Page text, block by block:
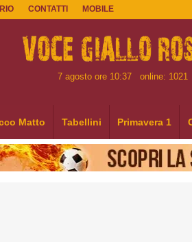
CONTATTI MOBILE
7 agosto ore 10:37 online: 1021
Matto Tabellini Primavera 1